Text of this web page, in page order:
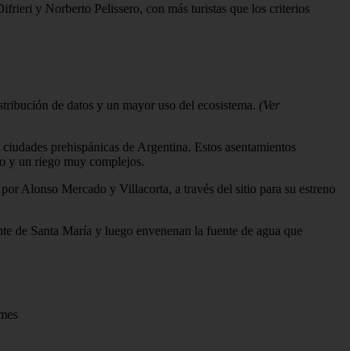
y Norberto Pelissero, con más turistas que los criterios
de datos y un mayor uso del ecosistema. (Ver
prehispánicas de Argentina. Estos asentamientos
y un riego muy complejos.
Alonso Mercado y Villacorta, a través del sitio para su estreno
de Santa María y luego envenenan la fuente de agua que